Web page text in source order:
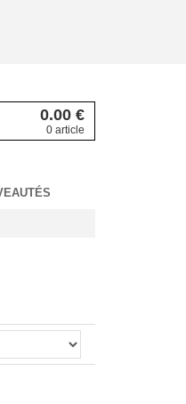
0.00 €
0 article